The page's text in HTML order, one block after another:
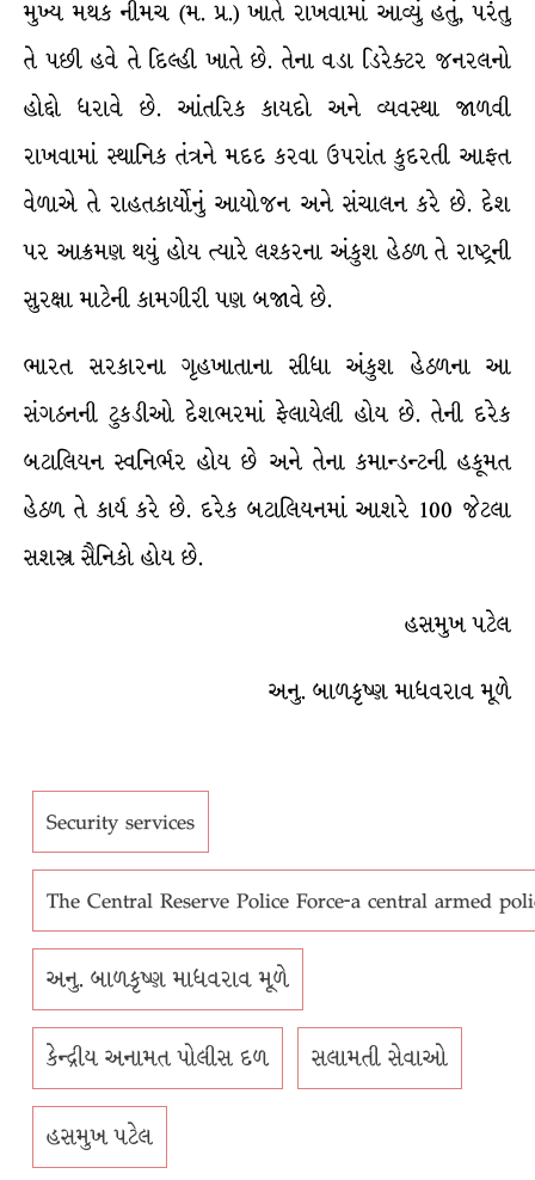
મુખ્ય મથક નીમચ (મ. પ્ર.) ખાતે રાખવામાં આવ્યું હતું, પરંતુ
તે પછી હવે તે દિલ્હી ખાતે છે. તેના વડા ડિરેક્ટર જનરલનો
હોદ્દો ધરાવે છે. આંતરિક કાયદો અને વ્યવસ્થા જાળવી
રાખવામાં સ્થાનિક તંત્રને મદદ કરવા ઉપરાંત કુદરતી આફત
વેળાએ તે રાહતકાર્યોનું આયોજન અને સંચાલન કરે છે. દેશ
પર આક્રમણ થયું હોય ત્યારે લશ્કરના અંકુશ હેઠળ તે રાષ્ટ્રની
સુરક્ષા માટેની કામગીરી પણ બજાવે છે.
ભારત સરકારના ગૃહખાતાના સીધા અંકુશ હેઠળના આ
સંગઠનની ટુકડીઓ દેશભરમાં ફેલાયેલી હોય છે. તેની દરેક
બટાલિયન સ્વનિર્ભર હોય છે અને તેના કમાન્ડન્ટની હકૂમત
હેઠળ તે કાર્ય કરે છે. દરેક બટાલિયનમાં આશરે 100 જેટલા
સશસ્ત્ર સૈનિકો હોય છે.
હસમુખ પટેલ
અનુ. બાળકૃષ્ણ માધવરાવ મૂળે
Security services
The Central Reserve Police Force-a central armed
અનુ. બાળકૃષ્ણ માધવરાવ મૂળે
કેન્દ્રીય અનામત પોલીસ દળ સલામતી સેવાઓ
હસમુખ પટેલ